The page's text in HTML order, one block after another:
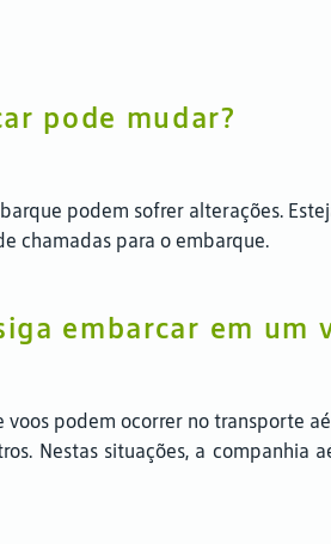
pode mudar?
podem sofrer alterações.
chamadas para o embarque.
embarcar em um
voos podem ocorrer no transporte
Nestas situações, a companhia